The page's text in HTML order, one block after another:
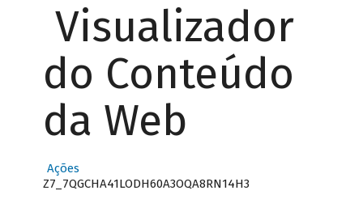
Visualizador
do Conteúdo
da Web
Ações
Z7_7QGCHA41LODH60A3OQA8RN14H3